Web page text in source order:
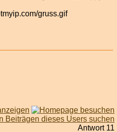
Antwort 11